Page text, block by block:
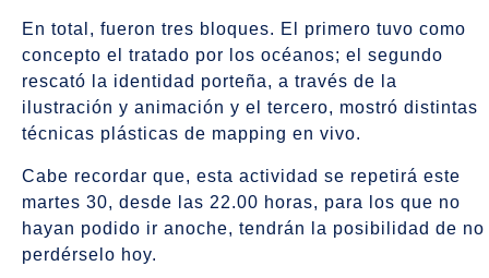
En total, fueron tres bloques. El primero tuvo como
concepto el tratado por los océanos; el segundo
rescató la identidad porteña, a través de la
ilustración y animación y el tercero, mostró distintas
técnicas plásticas de mapping en vivo.
Cabe recordar que, esta actividad se repetirá este
martes 30, desde las 22.00 horas, para los que no
hayan podido ir anoche, tendrán la posibilidad de no
perdérselo hoy.